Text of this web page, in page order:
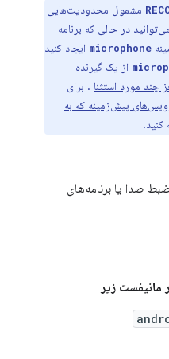
مشمول محدودیت‌هایی
در حالی که برنامه
microphone ایجاد کنید
از یک گیرنده
چند مورد استثنا . برای
پیش‌زمینه که به
کنید.
صدا یا برنامه‌های
مانیفست زیر